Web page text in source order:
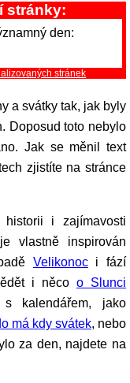
stránky:
den:
stránek
a svátky tak, jak byly
Doposud toto nebylo
Jak se měnil text
zjistíte na stránce
historii i zajímavosti
vlastně inspirován
Velikonoci fází
i něco o Slunci
kalendářem, jako
má kdy svátek, nebo
za den, najdete na